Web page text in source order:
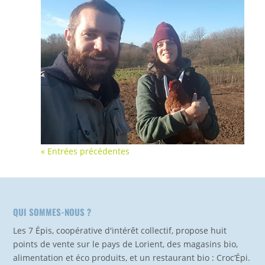
« Entrées précédentes
QUI SOMMES-NOUS ?
Les 7 Épis, coopérative d'intérêt collectif, propose huit
points de vente sur le pays de Lorient, des magasins bio,
alimentation et éco produits, et un restaurant bio : Croc’Épi.